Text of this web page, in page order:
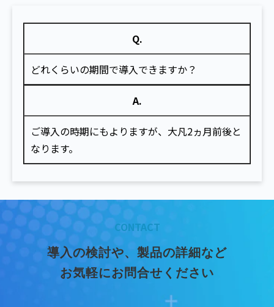
Q.
どれくらいの期間で導入できますか？
A.
ご導入の時期にもよりますが、大凡2ヵ月前後と
なります。
CONTACT
導入の検討や、製品の詳細など
お気軽にお問合せください